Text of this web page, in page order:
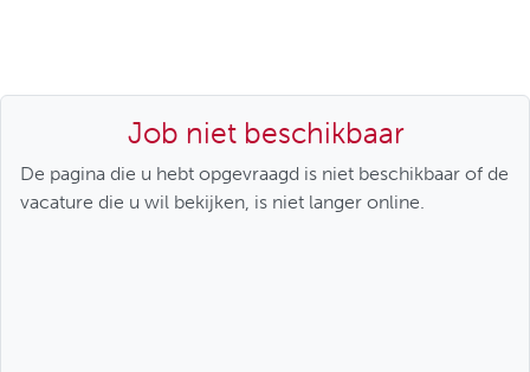
Job niet beschikbaar
De pagina die u hebt opgevraagd is niet beschikbaar of de
vacature die u wil bekijken, is niet langer online.